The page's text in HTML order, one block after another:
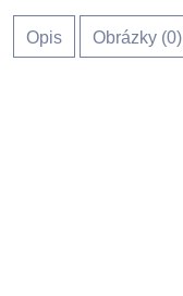
Opis Obrázky (0)